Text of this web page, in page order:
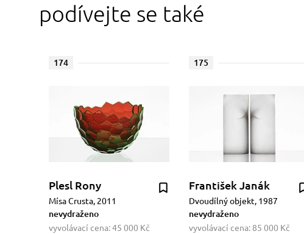
podívejte se také
174
Plesl Rony
Mísa Crusta, 2011
nevydraženo
vyvolávací cena:45 000 Kč
175
František Janák
Dvoudílný objekt, 1987
nevydraženo
vyvolávací cena: 85 000 Kč